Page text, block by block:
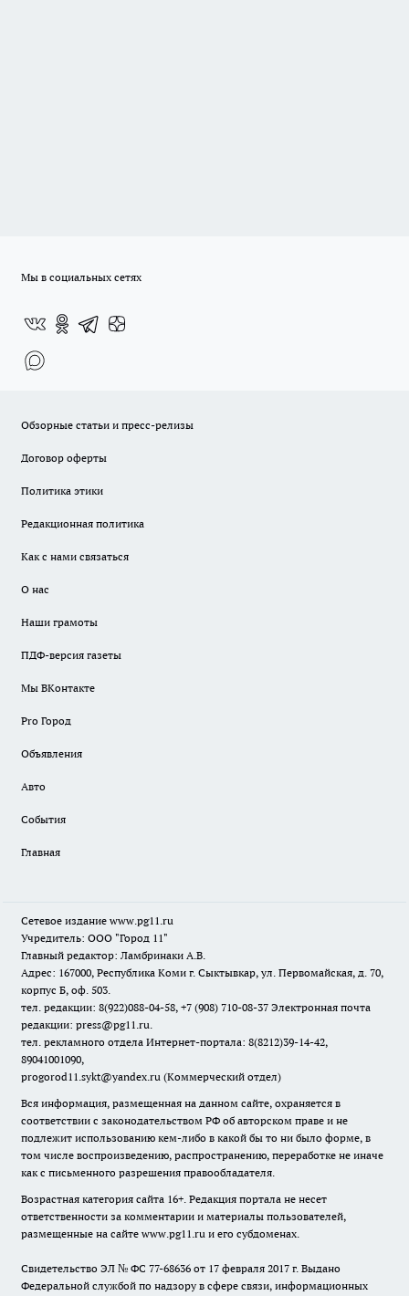
Мы в социальных сетях
Обзорные статьи и пресс-релизы
Договор оферты
Политика этики
Редакционная политика
Как с нами связаться
О нас
Наши грамоты
ПДФ-версия газеты
Мы ВКонтакте
Pro Город
Объявления
Авто
События
Главная
Сетевое издание www.pg11.ru
Учредитель: ООО "Город 11"
Главный редактор: Ламбринаки А.В.
Адрес: 167000, Республика Коми г. Сыктывкар, ул. Первомайская, д. 70,
корпус Б, оф. 503.
тел. редакции: 8(922)088-04-58, +7 (908) 710-08-37 Электронная почта
редакции: press@pg11.ru.
тел. рекламного отдела Интернет-портала: 8(8212)39-14-42,
89041001090,
progorod11.sykt@yandex.ru (Коммерческий отдел)
Вся информация, размещенная на данном сайте, охраняется в
соответствии с законодательством РФ об авторском праве и не
подлежит использованию кем-либо в какой бы то ни было форме, в
том числе воспроизведению, распространению, переработке не иначе
как с письменного разрешения правообладателя.
Возрастная категория сайта 16+. Редакция портала не несет
ответственности за комментарии и материалы пользователей,
размещенные на сайте www.pg11.ru и его субдоменах.
Свидетельство ЭЛ № ФС 77-68636 от 17 февраля 2017 г. Выдано
Федеральной службой по надзору в сфере связи, информационных